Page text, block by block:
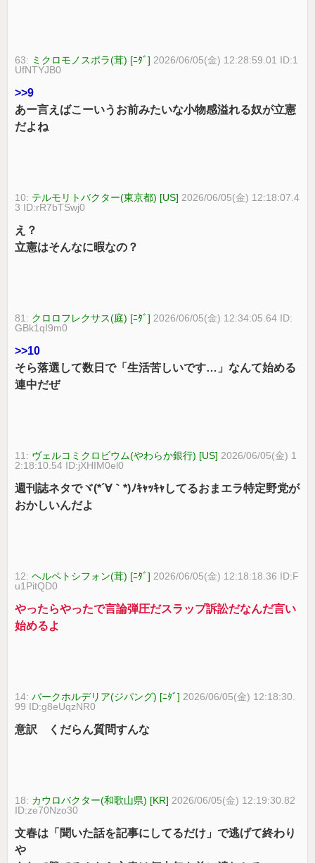
63: ミクロモノスポラ(茸) [ﾆﾀﾞ] 2026/06/05(金) 12:28:59.01 ID:1
UfNTYJB0
>>9
あー言えばこーいうお前みたいな小物感溢れる奴が立憲
だよね
10: テルモリトバクター(東京都) [US] 2026/06/05(金) 12:18:07.4
3 ID:rR7bTSwj0
え？
立憲はそんなに暇なの？
81: クロロフレクサス(庭) [ﾆﾀﾞ] 2026/06/05(金) 12:34:05.64 ID:
GBk1qI9m0
>>10
そら落選して数日で「生活苦しいです…」なんて始める
連中だぜ
11: ヴェルコミクロビウム(やわらか銀行) [US] 2026/06/05(金) 1
2:18:10.54 ID:jXHIM0el0
週刊誌ネタでヾ(*´∀｀*)ﾉｷｬｯｷｬしてるおまエラ特定野党が
おかしいんだよ
12:ヘルペトシフォン(茸) [ﾆﾀﾞ] 2026/06/05(金) 12:18:18.36 ID:F
u1PitQD0
やったらやったで言論弾圧だスラップ訴訟だなんだ言い
始めるよ
14:バークホルデリア(ジパング) [ﾆﾀﾞ] 2026/06/05(金) 12:18:30.
99 ID:g8eUqzNR0
意訳 くだらん質問すんな
18: カウロバクター(和歌山県) [KR] 2026/06/05(金) 12:19:30.82
ID:ze70Nzo30
文春は「聞いた話を記事にしてるだけ」で逃げて終わり
や